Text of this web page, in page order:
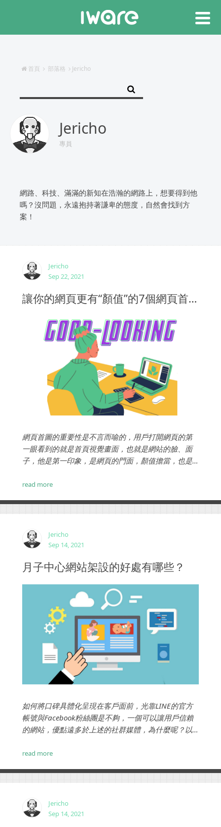
首頁 部落格 Jericho
Jericho
專員
網路、科技、滿滿的新知在浩瀚的網路上，想要得到他
嗎？沒問題，永遠抱持著謙卑的態度，自然會找到方
案！
Jericho
Sep 22, 2021
讓你的網頁更有“顏值”的7個網頁首圖設計技巧
網頁首圖的重要性是不言而喻的，用戶打開網頁的第
一眼看到的就是首頁視覺畫面，也就是網站的臉、面
子，他是第一印象，是網頁的門面，顏值擔當，也是
個技巧，它們並不複雜，卻能幫你的首頁Banner圖片
read more
Jericho
Sep 14, 2021
月子中心網站架設的好處有哪些？
如何將口碑具體化呈現在客戶面前，光靠LINE的官方
帳號與Facebook粉絲團是不夠，一個可以讓用戶信賴
的網站，優點遠多於上述的社群媒體，為什麼呢？以
read more
Jericho
Sep 14, 2021